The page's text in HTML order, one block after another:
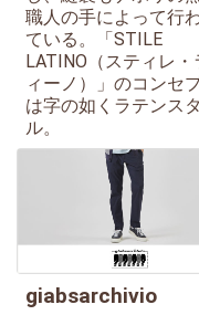
職人の手によって行
ている。「STILE
LATINO（スティレ・
ィーノ）」のコンセ
は字の如くラテンス
ル。
giabsarchivio